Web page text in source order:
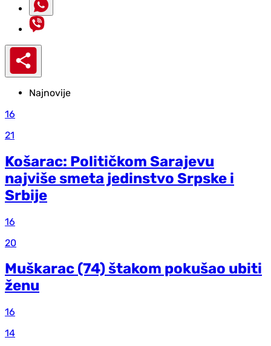
Najnovije
16
21
Košarac: Političkom Sarajevu
najviše smeta jedinstvo Srpske i
Srbije
16
20
Muškarac (74) štakom pokušao ubiti
ženu
16
14